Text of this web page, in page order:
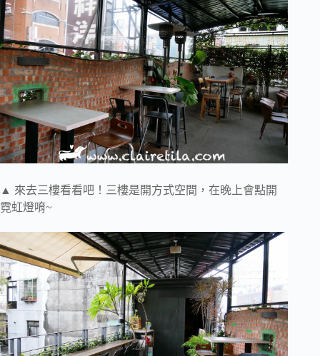
▲ 來去三樓看看吧！三樓是開方式空間，在晚上會點開
霓虹燈唷~